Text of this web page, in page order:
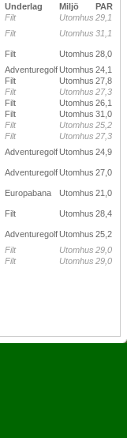
Underlag Miljö
PAR
Filt Utomhus 29,1
Filt Utomhus 31,1
Filt Utomhus 28,0
AdventuregolfUtomhus 24,1
Filt Utomhus 27,8
Filt Utomhus 27,3
Filt Utomhus 26,1
Filt Utomhus 31,0
Filt Utomhus 25,2
Filt Utomhus 27,3
AdventuregolfUtomhus 24,9
AdventuregolfUtomhus 27,0
Europabana Utomhus 21,0
Filt Utomhus 28,4
AdventuregolfUtomhus 25,2
Filt Utomhus 29,0
Filt Utomhus 29,0